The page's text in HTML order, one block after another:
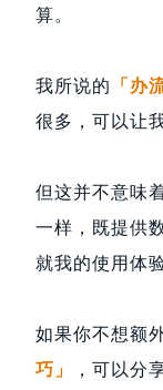
算。
我所说的 「办
很多，可以让
但这并不意味
一样，既提供
就我的使用体
如果你不想额
巧」
，可以分